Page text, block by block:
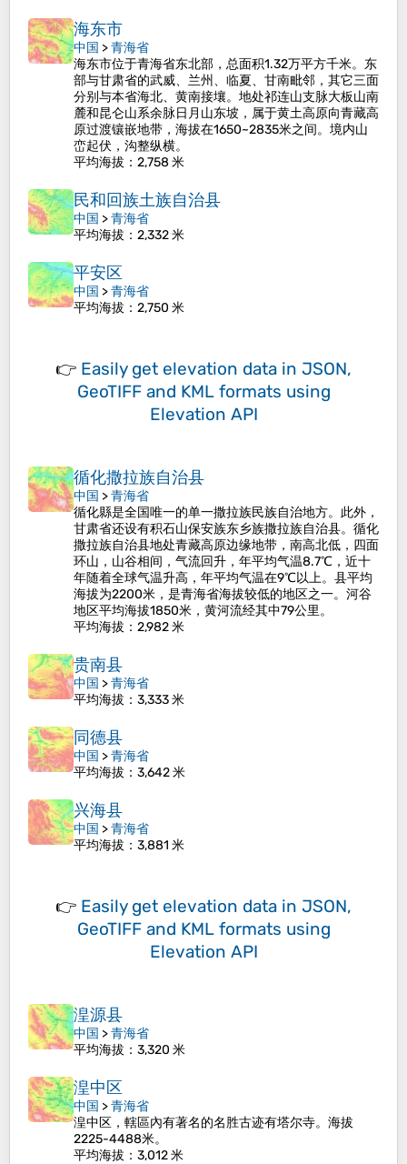
海东市
中国 >青海省
海东市位于青海省东北部，总面积1.32万平方千米。东
部与甘肃省的武威、兰州、临夏、甘南毗邻，其它三面
分别与本省海北、黄南接壤。地处祁连山支脉大板山南
麓和昆仑山系余脉日月山东坡，属于黄土高原向青藏高
原过渡镶嵌地带，海拔在1650~2835米之间。境内山
峦起伏，沟整纵横。
平均海拔 ：2,758 米
民和回族土族自治县
中国 >青海省
平均海拔 ：2,332 米
平安区
中国 >青海省
平均海拔 ：2,750 米
👉 Easily get elevation data in JSON,
GeoTIFF and KML formats using
Elevation API
循化撒拉族自治县
中国 >青海省
循化縣是全国唯一的单一撒拉族民族自治地方。此外，
甘肃省还设有积石山保安族东乡族撒拉族自治县。循化
撒拉族自治县地处青藏高原边缘地带，南高北低，四面
环山，山谷相间，气流回升，年平均气温8.7℃，近十
年随着全球气温升高，年平均气温在9℃以上。县平均
海拔为2200米，是青海省海拔较低的地区之一。河谷
地区平均海拔1850米，黄河流经其中79公里。
平均海拔 ：2,982 米
贵南县
中国 >青海省
平均海拔 ：3,333 米
同德县
中国 >青海省
平均海拔 ：3,642 米
兴海县
中国 >青海省
平均海拔 ：3,881 米
👉 Easily get elevation data in JSON,
GeoTIFF and KML formats using
Elevation API
湟源县
中国 >青海省
平均海拔 ：3,320 米
湟中区
中国 >青海省
湟中区，轄區內有著名的名胜古迹有塔尔寺。海拔
2225-4488米。
平均海拔 ：3,012 米